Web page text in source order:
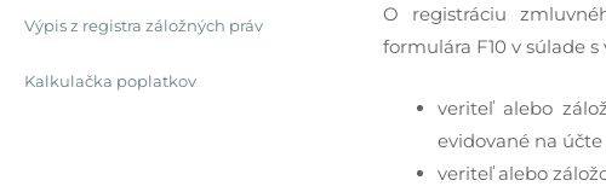
Výpis z registra záložných práv
Kalkulačka poplatkov
O registráciu
formulára F10 v súlade
veriteľ alebo
evidované na
veriteľ alebo